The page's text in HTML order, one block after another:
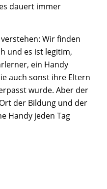
dauert immer
Wir finden
und es ist legitim,
ein Handy
auch sonst ihre Eltern
wurde. Aber der
der Bildung und der
Handy jeden Tag